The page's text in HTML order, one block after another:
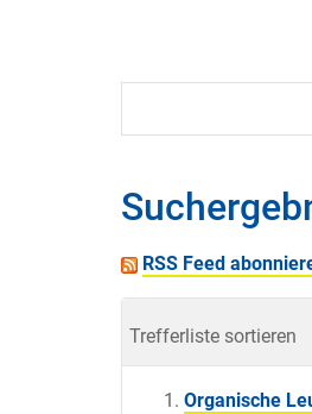
RSS Feed
Trefferliste sortieren
Organische